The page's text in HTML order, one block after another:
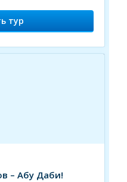
тур
– Абу Даби!